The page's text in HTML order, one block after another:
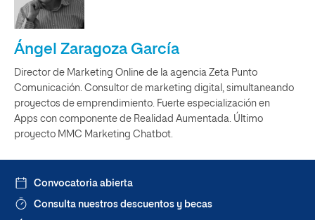
Ángel Zaragoza García
Director de Marketing Online de la agencia Zeta Punto
Comunicación. Consultor de marketing digital, simultaneando
proyectos de emprendimiento. Fuerte especialización en
Apps con componente de Realidad Aumentada. Último
proyecto MMC Marketing Chatbot.
Convocatoria abierta
Consulta nuestros descuentos y becas